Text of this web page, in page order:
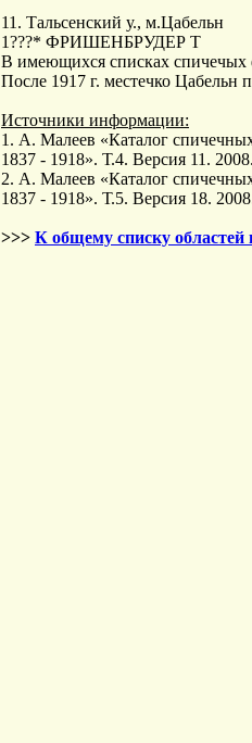
11. Тальсенский у., м.Цабельн
1???* ФРИШЕНБРУДЕР Т
В имеющихся списках спичечых
После 1917 г. местечко Цабельн
Источники информации:
1. А. Малеев «Каталог
1837 - 1918». Т.4. Версия 11.
2. А. Малеев «Каталог
1837 - 1918». Т.5. Версия 18.
>>> К общему списку областей